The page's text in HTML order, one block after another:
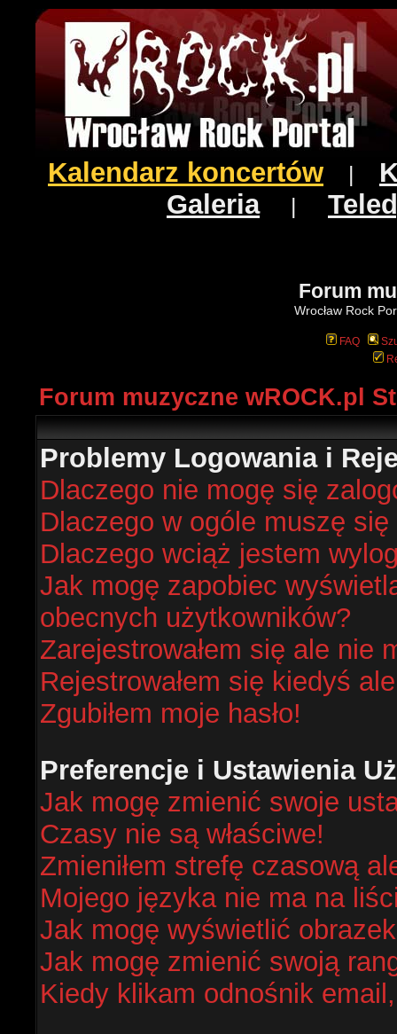
Kalendarz koncertów
Galeria|
Forum
Wrocław Rock
FAQ
Forum muzyczne wROCK.pl
Problemy Logowania i
Dlaczego nie mogę się
Dlaczego w ogóle muszę
Dlaczego wciąż jestem
Jak mogę zapobiec
obecnych użytkowników?
Zarejestrowałem się ale nie
Rejestrowałem się kiedyś
Zgubiłem moje hasło!
Preferencje i Ustawienia
Jak mogę zmienić swoje
Czasy nie są właściwe!
Zmieniłem strefę czasową
Mojego języka nie ma na
Jak mogę wyświetlić
Jak mogę zmienić swoją
Kiedy klikam odnośnik